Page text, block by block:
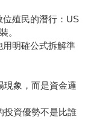
殖民的潛行：US
。
明確公式拆解準
現象，而是資金邏
投資優勢不是比誰